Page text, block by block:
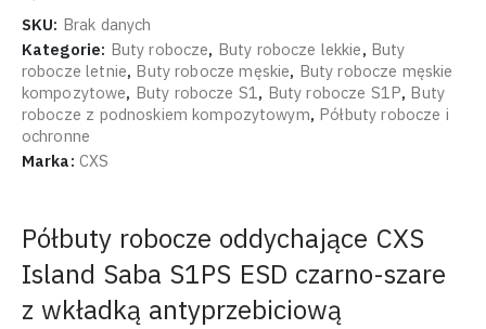
SKU: Brak danych
Kategorie: Buty robocze, Buty robocze lekkie, Buty
robocze letnie, Buty robocze męskie, Buty robocze męskie
kompozytowe, Buty robocze S1, Buty robocze S1P, Buty
robocze z podnoskiem kompozytowym, Półbuty robocze i
ochronne
Marka:CXS
Półbuty robocze oddychające CXS
Island Saba S1PS ESD czarno-szare
z wkładką antyprzebiciową